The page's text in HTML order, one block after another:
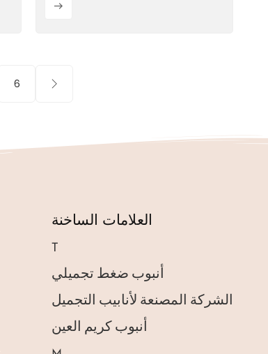
6
العلامات الساخنة
T
أنبوب ضغط تجميلي
الشركة المصنعة لأنابيب التجميل
أنبوب كريم العين